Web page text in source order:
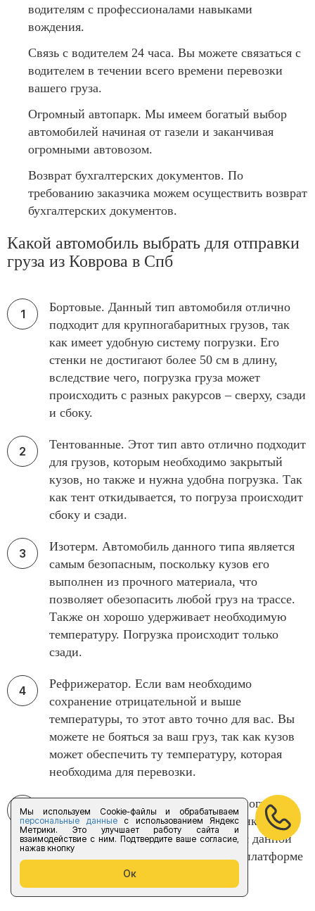
Мы используем Cookie-файлы и обрабатываем
персональные данныес использованием Яндекс
Метрики. Это улучшает работу сайта и
взаимодействие с ним. Подтвердите ваше согласие,
нажав кнопку
Ок
водителям с профессионалами навыками
вождения.
Связь с водителем 24 часа. Вы можете связаться с
водителем в течении всего времени перевозки
вашего груза.
Огромный автопарк. Мы имеем богатый выбор
автомобилей начиная от газели и заканчивая
огромными автовозом.
Возврат бухгалтерских документов. По
требованию заказчика можем осуществить возврат
бухгалтерских документов.
Какой автомобиль выбрать для отправки
груза из Коврова в Спб
Бортовые. Данный тип автомобиля отлично
подходит для крупногабаритных грузов, так
как имеет удобную систему погрузки. Его
стенки не достигают более 50 см в длину,
вследствие чего, погрузка груза может
происходить с разных ракурсов – сверху, сзади
и сбоку.
Тентованные. Этот тип авто отлично подходит
для грузов, которым необходимо закрытый
кузов, но также и нужна удобна погрузка. Так
как тент откидывается, то погруза происходит
сбоку и сзади.
Изотерм. Автомобиль данного типа является
самым безопасным, поскольку кузов его
выполнен из прочного материала, что
позволяет обезопасить любой груз на трассе.
Также он хорошо удерживает необходимую
температуру. Погрузка происходит только
сзади.
Рефрижератор. Если вам необходимо
сохранение отрицательной и выше
температуры, то этот авто точно для вас. Вы
можете не бояться за ваш груз, так как кузов
может обеспечить ту температуру, которая
необходима для перевозки.
Гидроборт. Если вам нужна легкая погрузка
при автоперевозки из Коврова в Санкт-
Петербург, то гидроборт справится с данной
задачей. Благодаря автоматической платформе
вы можете погрузить весь груз
самостоятельно.